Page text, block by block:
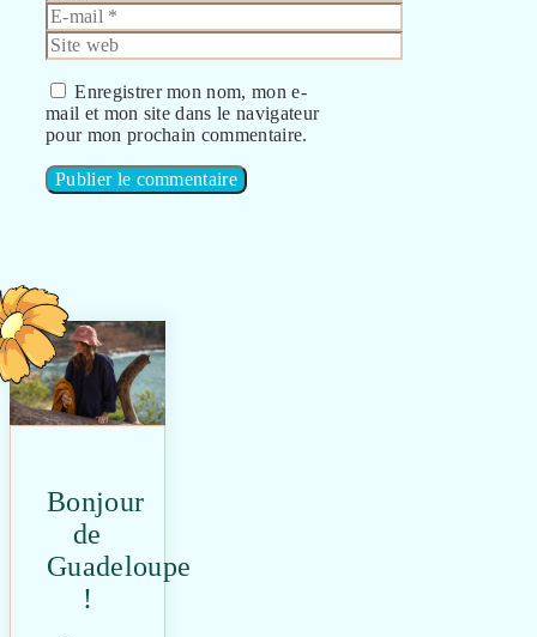
E-
mail
Site
web
Enregistrer mon nom, mon e-
mail et mon site dans le navigateur
pour mon prochain commentaire.
Bonjour
de
Guadeloupe
!